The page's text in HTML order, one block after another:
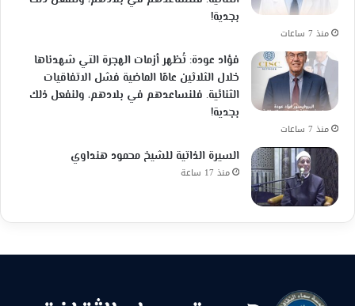
بجدية!
منذ 7 ساعات
فؤاد عودة: تُظهر أزمات الهجرة التي شهدناها
خلال الثلاثين عامًا الماضية فشل الاتفاقيات
الثنائية. فلنساعدهم في بلادهم، ولنفعل ذلك
بجدية!
منذ 7 ساعات
السيرة الذاتية للشيخ محمود هنداوي
منذ 17 ساعة